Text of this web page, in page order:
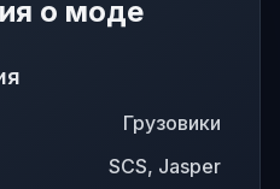
о моде
Грузовики
SCS, Jasper